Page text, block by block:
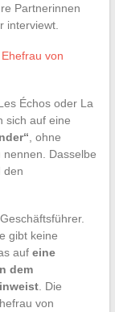
Partnerinnen
interviewt.
von
Échos oder La
sich auf eine
, ohne
Dasselbe
den
gibt keine
auf eine
dem
. Die
von